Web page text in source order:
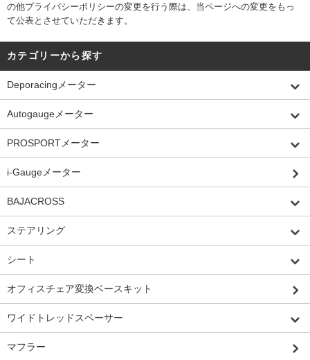
の他プライバシーポリシーの変更を行う際は、当ページへの変更をもっ
て公表とさせていただきます。
カテゴリーから探す
Deporacingメーター
Autogaugeメーター
PROSPORTメーター
i-Gaugeメーター
BAJACROSS
ステアリング
シート
オフィスチェア変換ベースキット
ワイドトレッドスペーサー
マフラー